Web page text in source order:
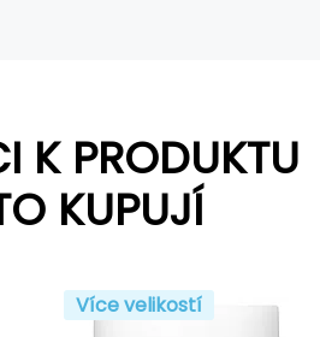
K PRODUKTU
KUPUJÍ
Více velikostí